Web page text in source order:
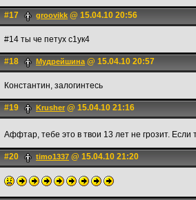
#17 groovikk @ 15.04.10 20:56
#14 ты че петух с1ук4
#18 Мудрейшина@ 15.04.10 20:57
Константин, залогинтесь
#19 Krusher @ 15.04.10 21:16
Аффтар, тебе это в твои 13 лет не грозит. Если
#20 timo1337 @ 15.04.10 21:20